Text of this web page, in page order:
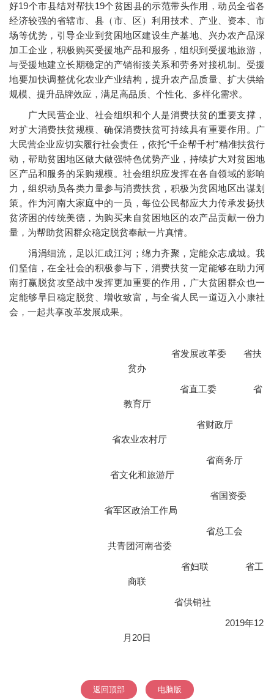
好19个市县结对帮扶19个贫困县的示范带头作用，动员全省各
经济较强的省辖市、县（市、区）利用技术、产业、资本、市
场等优势，引导企业到贫困地区建设生产基地、兴办农产品深
加工企业，积极购买受援地产品和服务，组织到受援地旅游，
与受援地建立长期稳定的产销衔接关系和劳务对接机制。受援
地要加快调整优化农业产业结构，提升农产品质量、扩大供给
规模、提升品牌效应，满足高品质、个性化、多样化需求。
广大民营企业、社会组织和个人是消费扶贫的重要支撑，
对扩大消费扶贫规模、确保消费扶贫可持续具有重要作用。广
大民营企业应切实履行社会责任，依托“千企帮千村”精准扶贫行
动，帮助贫困地区做大做强特色优势产业，持续扩大对贫困地
区产品和服务的采购规模。社会组织应发挥在各自领域的影响
力，组织动员各类力量参与消费扶贫，积极为贫困地区出谋划
策。作为河南大家庭中的一员，每位公民都应大力传承发扬扶
贫济困的传统美德，为购买来自贫困地区的农产品贡献一份力
量，为帮助贫困群众稳定脱贫奉献一片真情。
涓涓细流，足以汇成江河；绵力齐聚，定能众志成城。我
们坚信，在全社会的积极参与下，消费扶贫一定能够在助力河
南打赢脱贫攻坚战中发挥更加重要的作用，广大贫困群众也一
定能够早日稳定脱贫、增收致富，与全省人民一道迈入小康社
会，一起共享改革发展成果。
省发展改革委 省扶
贫办
省直工委 省
教育厅
省财政厅
省农业农村厅
省商务厅
省文化和旅游厅
省国资委
省军区政治工作局
省总工会
共青团河南省委
省妇联 省工
商联
省供销社
2019年12
月20日
返回顶部 电脑版